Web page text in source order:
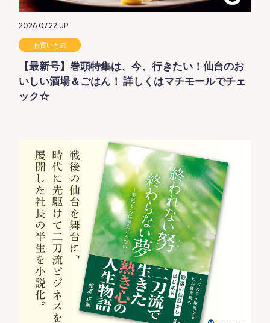
2026.07.22 UP
お買いもの
【最新号】巻頭特集は、今、行きたい！仙台のお
いしい酒場＆ごはん！ 詳しくはマチモールでチェ
ック☆